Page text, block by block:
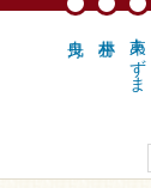
東あずま